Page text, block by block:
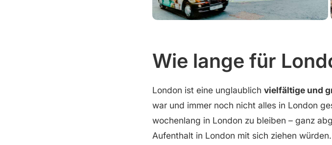
Wie lange für
London ist eine unglaublich vielfältige und
war und immer noch nicht alles in London
wochenlang in London zu bleiben – ganz
Aufenthalt in London mit sich ziehen